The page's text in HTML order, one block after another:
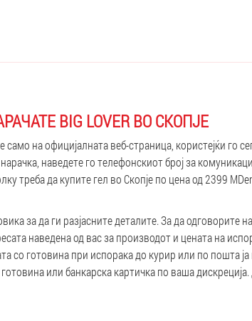
BIG LOVER ВО СКОПЈЕ
само на официјалната веб-страница, користејќи го
наведете го телефонскиот број за
треба да купите гел во Скопје по цена од 2399
за да ги разјасните деталите. За да одговорите
наведена од вас за производот и цената на
со готовина при испорака до курир или по пошта ја
или банкарска картичка по ваша